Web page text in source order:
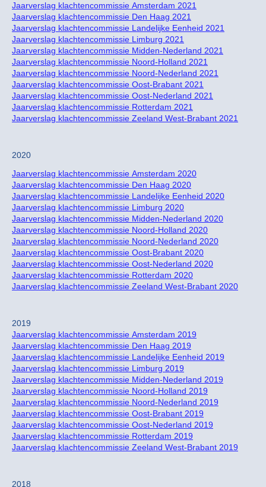
Jaarverslag klachtencommissie Amsterdam 2021
Jaarverslag klachtencommissie Den Haag 2021
Jaarverslag klachtencommissie Landelijke Eenheid 2021
Jaarverslag klachtencommissie Limburg 2021
Jaarverslag klachtencommissie Midden-Nederland 2021
Jaarverslag klachtencommissie Noord-Holland 2021
Jaarverslag klachtencommissie Noord-Nederland 2021
Jaarverslag klachtencommissie Oost-Brabant 2021
Jaarverslag klachtencommissie Oost-Nederland 2021
Jaarverslag klachtencommissie Rotterdam 2021
Jaarverslag klachtencommissie Zeeland West-Brabant 2021
2020
Jaarverslag klachtencommissie Amsterdam 2020
Jaarverslag klachtencommissie Den Haag 2020
Jaarverslag klachtencommissie Landelijke Eenheid 2020
Jaarverslag klachtencommissie Limburg 2020
Jaarverslag klachtencommissie Midden-Nederland 2020
Jaarverslag klachtencommissie Noord-Holland 2020
Jaarverslag klachtencommissie Noord-Nederland 2020
Jaarverslag klachtencommissie Oost-Brabant 2020
Jaarverslag klachtencommissie Oost-Nederland 2020
Jaarverslag klachtencommissie Rotterdam 2020
Jaarverslag klachtencommissie Zeeland West-Brabant 2020
2019
Jaarverslag klachtencommissie Amsterdam 2019
Jaarverslag klachtencommissie Den Haag 2019
Jaarverslag klachtencommissie Landelijke Eenheid 2019
Jaarverslag klachtencommissie Limburg 2019
Jaarverslag klachtencommissie Midden-Nederland 2019
Jaarverslag klachtencommissie Noord-Holland 2019
Jaarverslag klachtencommissie Noord-Nederland 2019
Jaarverslag klachtencommissie Oost-Brabant 2019
Jaarverslag klachtencommissie Oost-Nederland 2019
Jaarverslag klachtencommissie Rotterdam 2019
Jaarverslag klachtencommissie Zeeland West-Brabant 2019
2018